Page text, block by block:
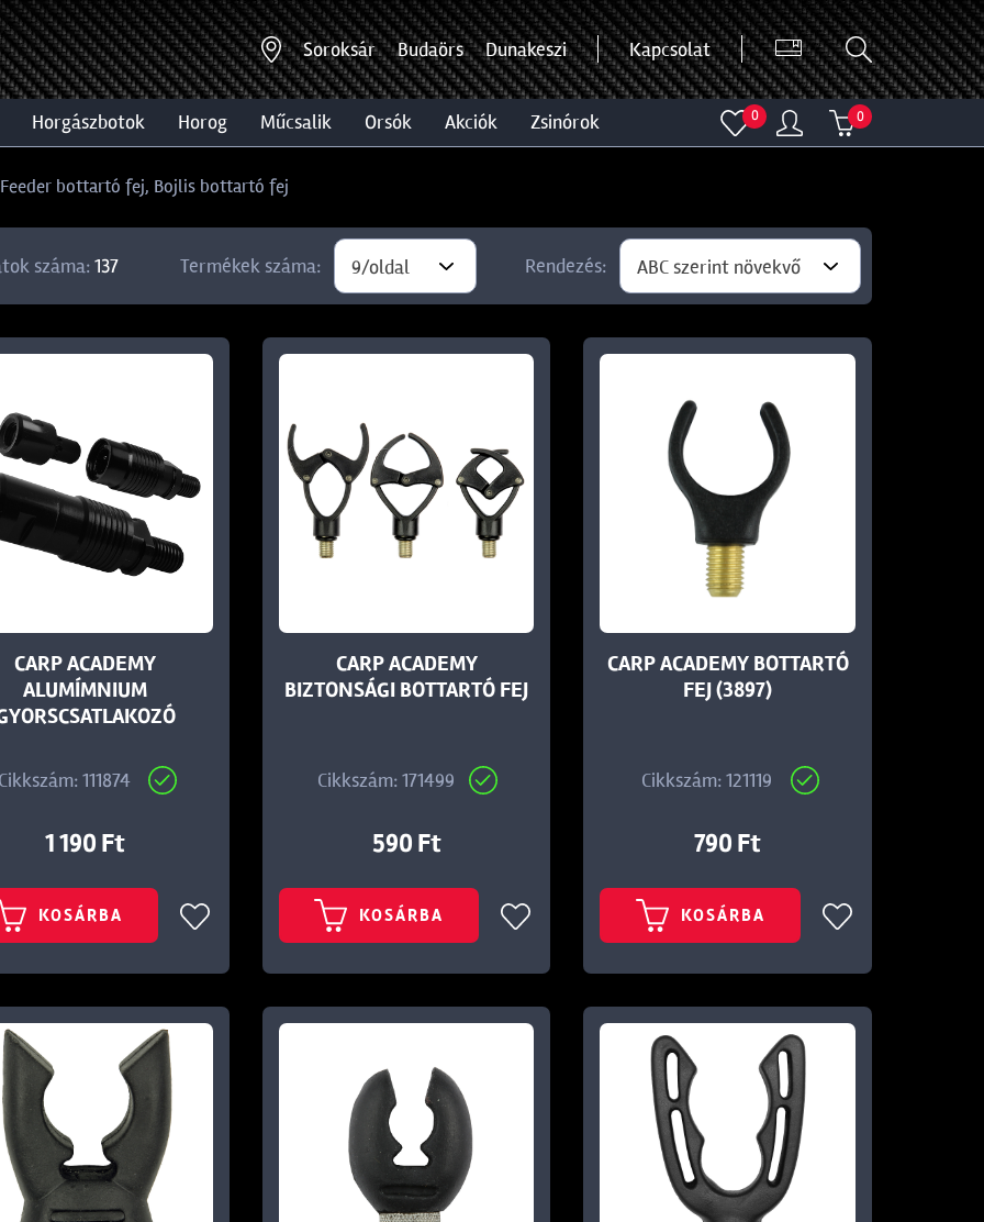
Soroksár Budaörs Dunakeszi Kapcsolat
horgászbotok horog műcsalik orsók akciók zsinórok 0 0
Feeder bottartó fej, Bojlis bottartó fej
száma:137 Termékek száma: 9/oldal Rendezés: ABC szerint növekvő
CARP ACADEMY
ALUMÍMNIUM
Cikkszám: 111874
1 190 Ft
KOSÁRBA
CARP ACADEMY
BIZTONSÁGI BOTTARTÓ FEJ
Cikkszám: 171499
590 Ft
KOSÁRBA
CARP ACADEMY BOTTARTÓ
FEJ (3897)
Cikkszám: 121119
790 Ft
KOSÁRBA